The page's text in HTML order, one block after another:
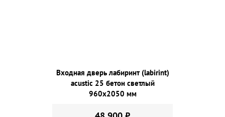
Входная дверь лабиринт (labirint)
acustic 25 бетон светлый
960х2050 мм